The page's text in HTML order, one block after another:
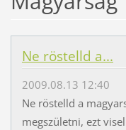
Ne röstelld a...
2009.08.13 12:40
Ne röstelld a
megszületni, ezt